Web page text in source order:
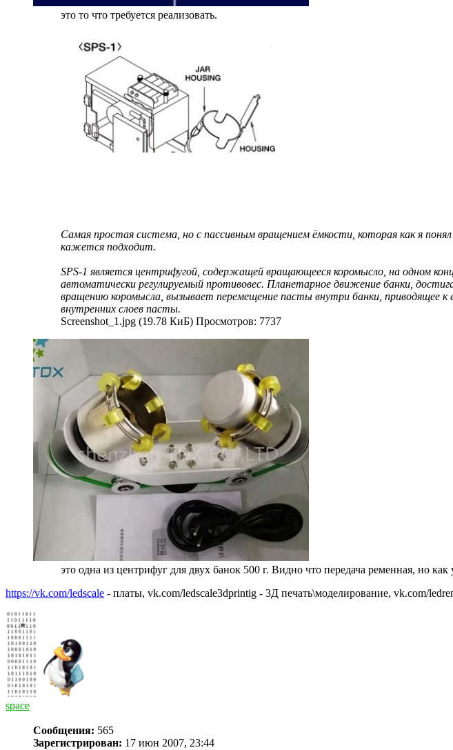
это то что требуется реализовать.
Самая простая система, но с пассивным вращением ёмкости, которая как я
кажется подходит.
SPS-1 является центрифугой, содержащей вращающееся коромысло, на одном
автоматически регулируемый противовес. Планетарное движение банки,
вращению коромысла, вызывает перемещение пасты внутри банки, приводящее
внутренних слоев пасты.
Screenshot_1.jpg (19.78 КиБ) Просмотров: 7737
это одна из центрифуг для двух банок 500 г. Видно что передача ременная, но
https://vk.com/ledscale - платы, vk.com/ledscale3dprintig - 3Д печать\моделирование, vk.com/
space
Сообщения: 565
Зарегистрирован: 17 июн 2007, 23:44